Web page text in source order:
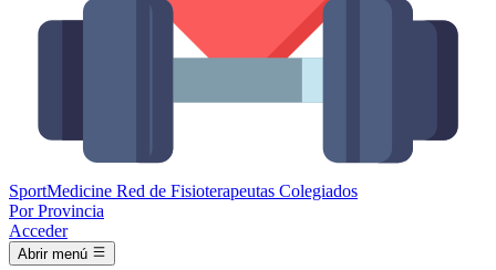
SportMedicine Red de Fisioterapeutas Colegiados
Por Provincia
Acceder
Abrir menú